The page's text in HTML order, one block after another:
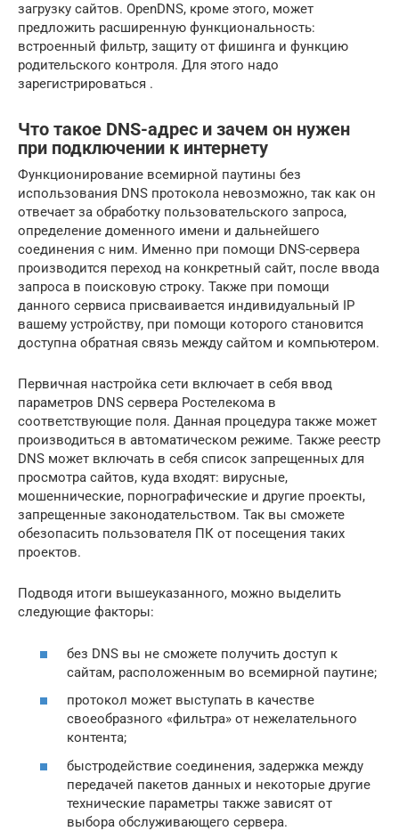
загрузку сайтов. OpenDNS, кроме этого, может
предложить расширенную функциональность:
встроенный фильтр, защиту от фишинга и функцию
родительского контроля. Для этого надо
зарегистрироваться .
Что такое DNS-адрес и зачем он нужен
при подключении к интернету
Функционирование всемирной паутины без
использования DNS протокола невозможно, так как он
отвечает за обработку пользовательского запроса,
определение доменного имени и дальнейшего
соединения с ним. Именно при помощи DNS-сервера
производится переход на конкретный сайт, после ввода
запроса в поисковую строку. Также при помощи
данного сервиса присваивается индивидуальный IP
вашему устройству, при помощи которого становится
доступна обратная связь между сайтом и компьютером.
Первичная настройка сети включает в себя ввод
параметров DNS сервера Ростелекома в
соответствующие поля. Данная процедура также может
производиться в автоматическом режиме. Также реестр
DNS может включать в себя список запрещенных для
просмотра сайтов, куда входят: вирусные,
мошеннические, порнографические и другие проекты,
запрещенные законодательством. Так вы сможете
обезопасить пользователя ПК от посещения таких
проектов.
Подводя итоги вышеуказанного, можно выделить
следующие факторы:
без DNS вы не сможете получить доступ к
сайтам, расположенным во всемирной паутине;
протокол может выступать в качестве
своеобразного «фильтра» от нежелательного
контента;
быстродействие соединения, задержка между
передачей пакетов данных и некоторые другие
технические параметры также зависят от
выбора обслуживающего сервера.